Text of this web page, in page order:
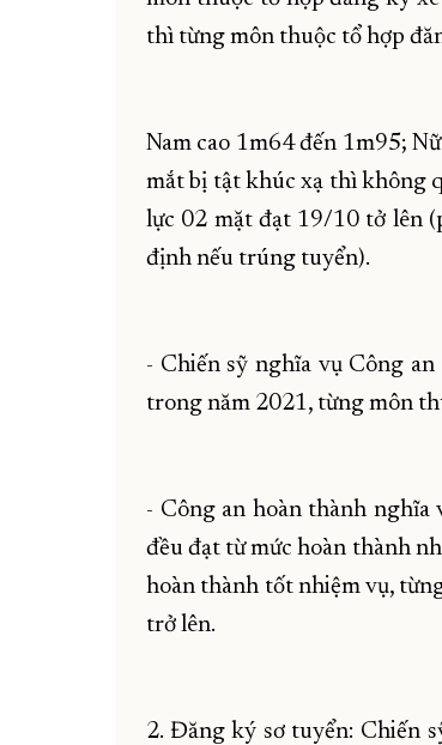
thì từng môn thuộc tổ hợp
Nam cao 1m64 đến 1m95;
mắt bị tật khúc xạ thì không
lực 02 mặt đạt 19/10 tở lên
định nếu trúng tuyển).
- Chiến sỹ nghĩa vụ Công
trong năm 2021, từng môn
- Công an hoàn thành
đều đạt từ mức hoàn thành
hoàn thành tốt nhiệm vụ,
trở lên.
2. Đăng ký sơ tuyển: Chiến